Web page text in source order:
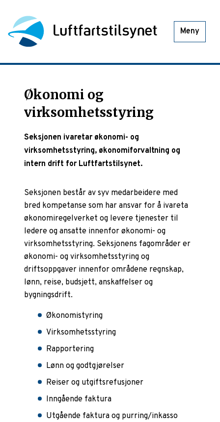
Meny
Økonomi og
virksomhetsstyring
Seksjonen ivaretar økonomi- og
virksomhetsstyring, økonomiforvaltning og
intern drift for Luftfartstilsynet.
Seksjonen består av syv medarbeidere med
bred kompetanse som har ansvar for å ivareta
økonomiregelverket og levere tjenester til
ledere og ansatte innenfor økonomi- og
virksomhetsstyring. Seksjonens fagområder er
økonomi- og virksomhetsstyring og
driftsoppgaver innenfor områdene regnskap,
lønn, reise, budsjett, anskaffelser og
bygningsdrift.
Økonomistyring
Virksomhetsstyring
Rapportering
Lønn og godtgjørelser
Reiser og utgiftsrefusjoner
Inngående faktura
Utgående faktura og purring/inkasso